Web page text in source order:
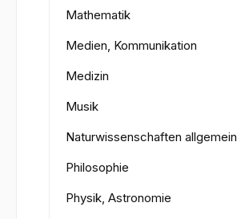
Mathematik
Medien, Kommunikation
Medizin
Musik
Naturwissenschaften allgemein
Philosophie
Physik, Astronomie